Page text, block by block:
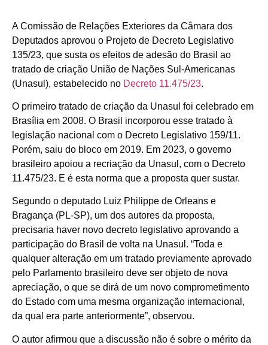
A Comissão de Relações Exteriores da Câmara dos
Deputados aprovou o Projeto de Decreto Legislativo
135/23, que susta os efeitos de adesão do Brasil ao
tratado de criação União de Nações Sul-Americanas
(Unasul), estabelecido no Decreto 11.475/23.
O primeiro tratado de criação da Unasul foi celebrado em
Brasília em 2008. O Brasil incorporou esse tratado à
legislação nacional com o Decreto Legislativo 159/11.
Porém, saiu do bloco em 2019. Em 2023, o governo
brasileiro apoiou a recriação da Unasul, com o Decreto
11.475/23. E é esta norma que a proposta quer sustar.
Segundo o deputado Luiz Philippe de Orleans e
Bragança (PL-SP), um dos autores da proposta,
precisaria haver novo decreto legislativo aprovando a
participação do Brasil de volta na Unasul. “Toda e
qualquer alteração em um tratado previamente aprovado
pelo Parlamento brasileiro deve ser objeto de nova
apreciação, o que se dirá de um novo comprometimento
do Estado com uma mesma organização internacional,
da qual era parte anteriormente”, observou.
O autor afirmou que a discussão não é sobre o mérito da